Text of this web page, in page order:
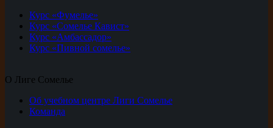
Курс «Фумелье»
Курс «Сомелье Кавист»
Курс «Амбассадор»
Курс «Пивной сомелье»
О Лиге Сомелье
Об учебном центре Лиги Сомелье
Команда